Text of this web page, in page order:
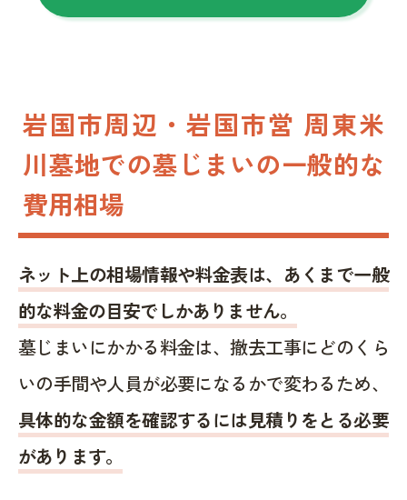
岩国市周辺・岩国市営 周東米
川墓地での墓じまいの一般的な
費用相場
ネット上の相場情報や料金表は、あくまで一般
的な料金の目安でしかありません。
墓じまいにかかる料金は、撤去工事にどのくら
いの手間や人員が必要になるかで変わるため、
具体的な金額を確認するには見積りをとる必要
があります。